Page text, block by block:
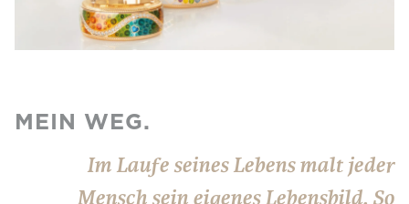
MEIN WEG.
Im Laufe seines Lebens malt jeder
Mensch sein eigenes Lebensbild. So